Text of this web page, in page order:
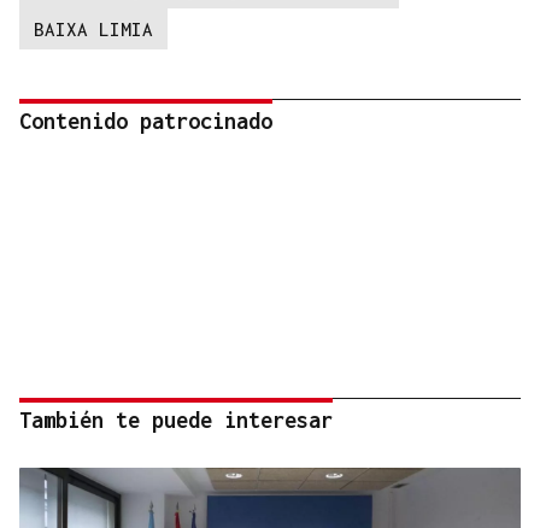
BAIXA LIMIA
Contenido patrocinado
También te puede interesar